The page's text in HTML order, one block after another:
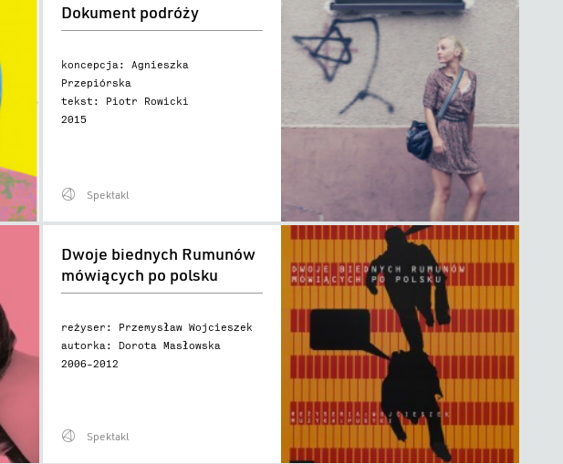
podróży
Dokument podróży
koncepcja: Agnieszka
Przepiórska
tekst: Piotr Rowicki
2015
Spektakl
biednych
Rumunów
polsku
Dwoje biednych Rumunów
mówiących po polsku
reżyser: Przemysław Wojcieszek
autorka: Dorota Masłowska
2006–2012
Spektakl